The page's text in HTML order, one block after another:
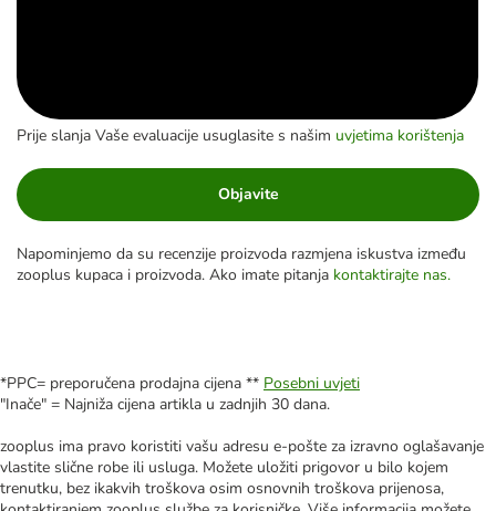
Prije slanja Vaše evaluacije usuglasite s našim uvjetima korištenja
Objavite
Napominjemo da su recenzije proizvoda razmjena iskustva između
zooplus kupaca i proizvoda. Ako imate pitanja kontaktirajte nas.
*PPC= preporučena prodajna cijena ** Posebni uvjeti
"Inače" = Najniža cijena artikla u zadnjih 30 dana.
zooplus ima pravo koristiti vašu adresu e-pošte za izravno oglašavanje
vlastite slične robe ili usluga. Možete uložiti prigovor u bilo kojem
trenutku, bez ikakvih troškova osim osnovnih troškova prijenosa,